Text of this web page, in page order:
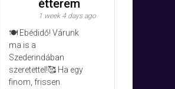
étterem
1 week 4 days ago
🍽️ Ebédidő! Várunk
ma is a
Szederindában
szeretettel!🥰 Ha egy
finom, frissen